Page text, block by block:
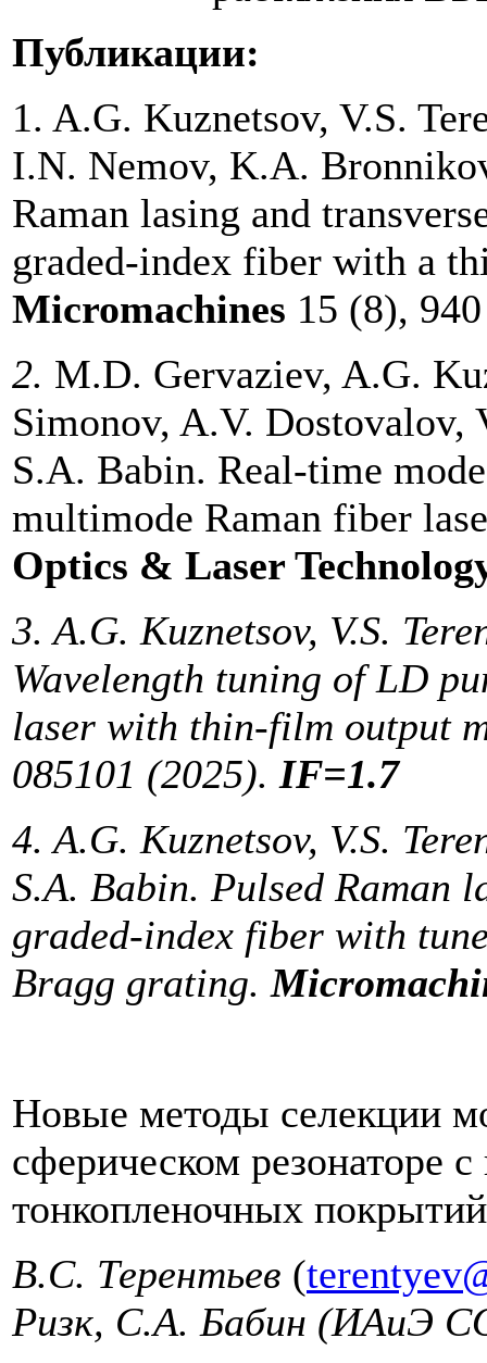
Публикации:
1. A.G. Kuznetsov, V.S.
I.N. Nemov, K.A.
Raman lasing and
graded-index fiber with a
Micromachines 15 (8),
2. M.D. Gervaziev, A.G.
Simonov, A.V. Dostovalov,
S.A. Babin. Real-time
multimode Raman fiber
Optics & Laser
3. A.G. Kuznetsov, V.S.
Wavelength tuning of LD
laser with thin-film output
085101 (2025).IF=1.7
4. A.G. Kuznetsov, V.S.
S.A. Babin. Pulsed Raman
graded-index fiber with
Bragg grating.
Новые методы селекции
сферическом резонаторе
тонкопленочных покрытий
В.С. Терентьев (terentyev​
Ризк, С.А. Бабин (ИАиЭ